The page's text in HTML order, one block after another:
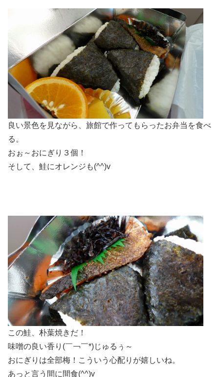
良い景色を見ながら、旅館で作ってもらったお弁当を食べ
る。
おぉ～おにぎり３個！
そして、鮭にオレンジも(^^)v
この鮭、朴葉焼きだ！
味噌の良い香り(￣￢￣*)じゅるぅ～
おにぎりは全部梅！こういう心配りが嬉しいね。
あっと言う間に間食(^^)v